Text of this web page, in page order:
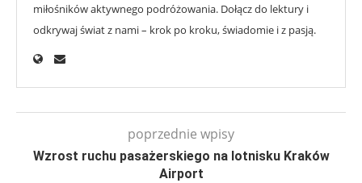
miłośników aktywnego podróżowania. Dołącz do lektury i
odkrywaj świat z nami – krok po kroku, świadomie i z pasją.
poprzednie wpisy
Wzrost ruchu pasażerskiego na lotnisku Kraków
Airport